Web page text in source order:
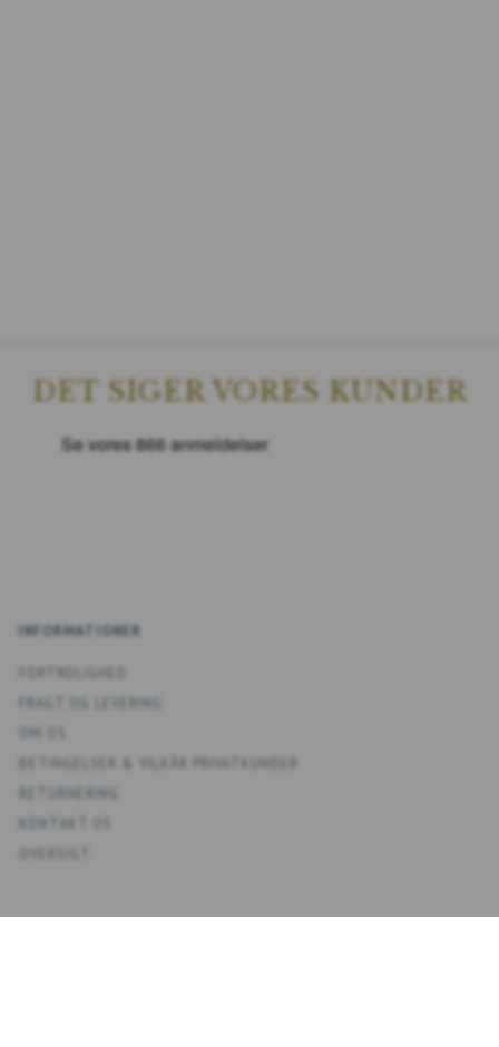
DET SIGER VORES KUNDER
INFORMATIONER
OM OS
KONTAKT OS